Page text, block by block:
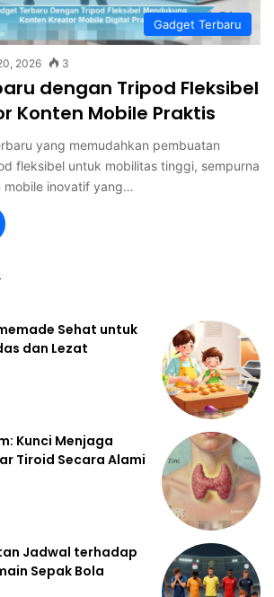
Gadget Terbaru
2026 3
dengan Tripod Fleksibel
Konten Mobile Praktis
yang memudahkan pembuatan
fleksibel untuk mobilitas tinggi, sempurna
mobile inovatif yang…
Sehat untuk
dan Lezat
Kunci Menjaga
Tiroid Secara Alami
Jadwal terhadap
Sepak Bola